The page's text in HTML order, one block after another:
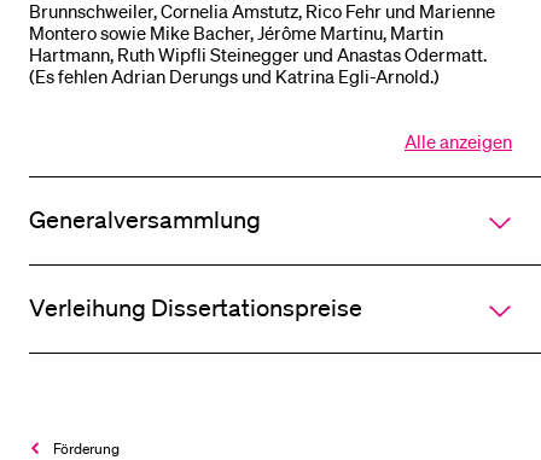
Förderung
Brunnschweiler, Cornelia Amstutz, Rico Fehr und Marienne
Montero sowie Mike Bacher, Jérôme Martinu, Martin
Hartmann, Ruth Wipfli Steinegger und Anastas Odermatt.
(Es fehlen Adrian Derungs und Katrina Egli-Arnold.)
Alle anzeigen
Alle
Sektionen
Generalversammlung
Verleihung Dissertationspreise